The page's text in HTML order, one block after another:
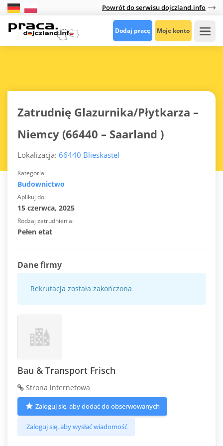
Powrót do serwisu dojczland.info
Dodaj pracę Moje konto
Zatrudnię Glazurnika/Płytkarza –
Niemcy (66440 – Saarland )
Lokalizacja: 66440 Blieskastel
Kategoria
Budownictwo
Aplikuj do
15 czerwca, 2025
Rodzaj zatrudnienia
Pełen etat
Dane firmy
Rekrutacja została zakończona
Bau & Transport Frisch
Strona internetowa
Zaloguj się, aby dodać do obserwowanych
Zaloguj się, aby wysłać wiadomość